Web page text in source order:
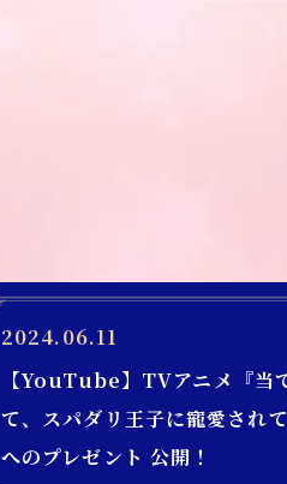
2024.06.11
【YouTube】TVアニメ『当
て、スパダリ王子に寵愛され
へのプレゼント 公開！